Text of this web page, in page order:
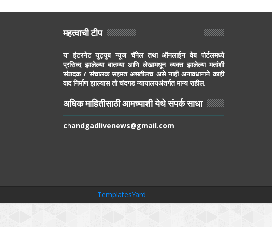
महत्वाची टीप
या इंटरनेट युट्युब न्यूज चॅनेल तथा ऑनलाईन वेब पोर्टलमध्ये
प्रसिध्द झालेल्या बातम्या आणि लेखामधून व्यक्त झालेल्या मतांशी
संपादक / संचालक सहमत असतीलच असे नाही अनावधानाने काही
वाद निर्माण झाल्यास तो चंदगड न्यायालयअंतर्गत मान्य राहील.
अधिक माहितीसाठी आमच्याशी येथे संपर्क साधा
chandgadlivenews@gmail.com